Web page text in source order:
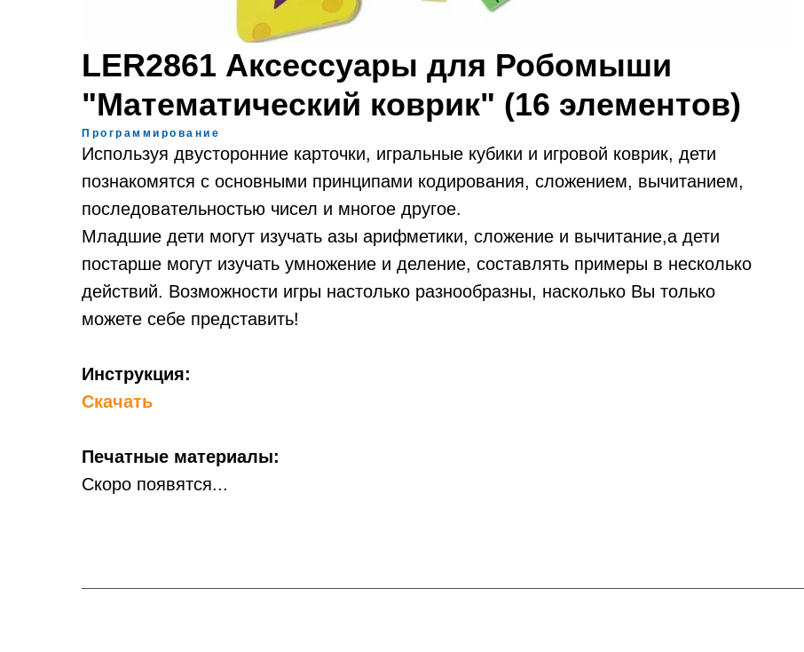
LER2861 Аксессуары для Робомыши
"Математический коврик" (16 элементов)
Программирование
Используя двусторонние карточки, игральные кубики и игровой коврик, дети
познакомятся с основными принципами кодирования, сложением, вычитанием,
последовательностью чисел и многое другое.
Младшие дети могут изучать азы арифметики, сложение и вычитание,а дети
постарше могут изучать умножение и деление, составлять примеры в несколько
действий. Возможности игры настолько разнообразны, насколько Вы только
можете себе представить!
Инструкция:
Скачать
Печатные материалы:
Скоро появятся...